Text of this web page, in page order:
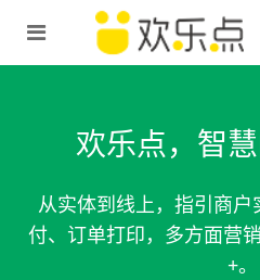
欢乐点，智
从实体到线上，指引商
付、订单打印，多方面营
+。